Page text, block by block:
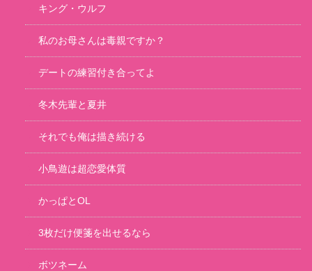
キング・ウルフ
私のお母さんは毒親ですか？
デートの練習付き合ってよ
冬木先輩と夏井
それでも俺は描き続ける
小鳥遊は超恋愛体質
かっぱとOL
3枚だけ便箋を出せるなら
ボツネーム